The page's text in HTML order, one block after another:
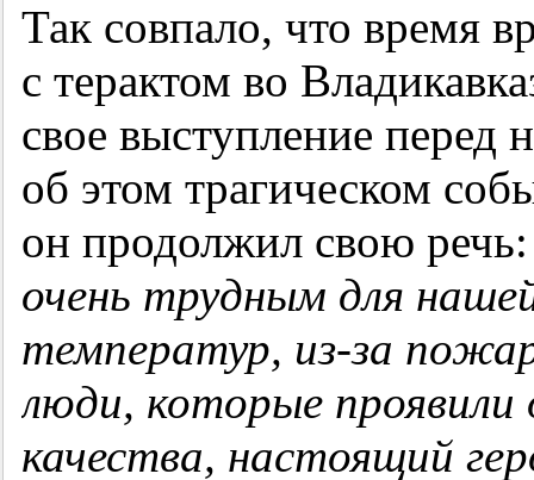
Так совпало, что время
с терактом во
свое выступление
об этом трагическом
он продолжил свою
очень трудным для
температур, из-за
люди, которые проявили
качества, настоящий